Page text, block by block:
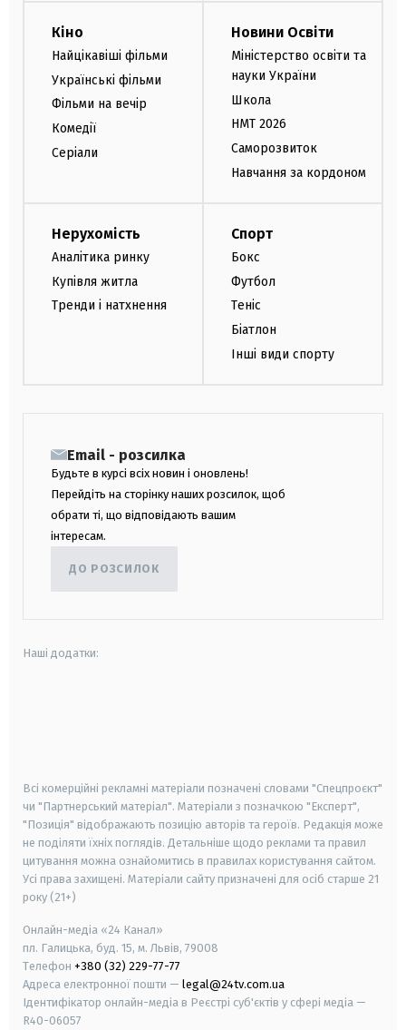
Кіно
Найцікавіші фільми
Українські фільми
Фільми на вечір
Комедії
Серіали
Новини Освіти
Міністерство освіти та
науки України
Школа
НМТ 2026
Саморозвиток
Навчання за кордоном
Нерухомість
Аналітика ринку
Купівля житла
Тренди і натхнення
Спорт
Бокс
Футбол
Теніс
Біатлон
Інші види спорту
Email - розсилка
Будьте в курсі всіх новин і оновлень!
Перейдіть на сторінку наших розсилок, щоб
обрати ті, що відповідають вашим
інтересам.
ДО РОЗСИЛОК
Наші додатки:
Всі комерційні рекламні матеріали позначені словами "Спецпроєкт"
чи "Партнерський матеріал". Матеріали з позначкою "Експерт",
"Позиція" відображають позицію авторів та героїв. Редакція може
не поділяти їхніх поглядів. Детальніше щодо реклами та правил
цитування можна ознайомитись в правилах користування сайтом.
Усі права захищені. Матеріали сайту призначені для осіб старше 21
року (21+)
Онлайн-медіа «24 Канал»
пл. Галицька, буд. 15, м. Львів, 79008
Телефон +380 (32) 229-77-77
Адреса електронної пошти — legal@24tv.com.ua
Ідентифікатор онлайн-медіа в Реєстрі суб'єктів у сфері медіа —
R40-06057